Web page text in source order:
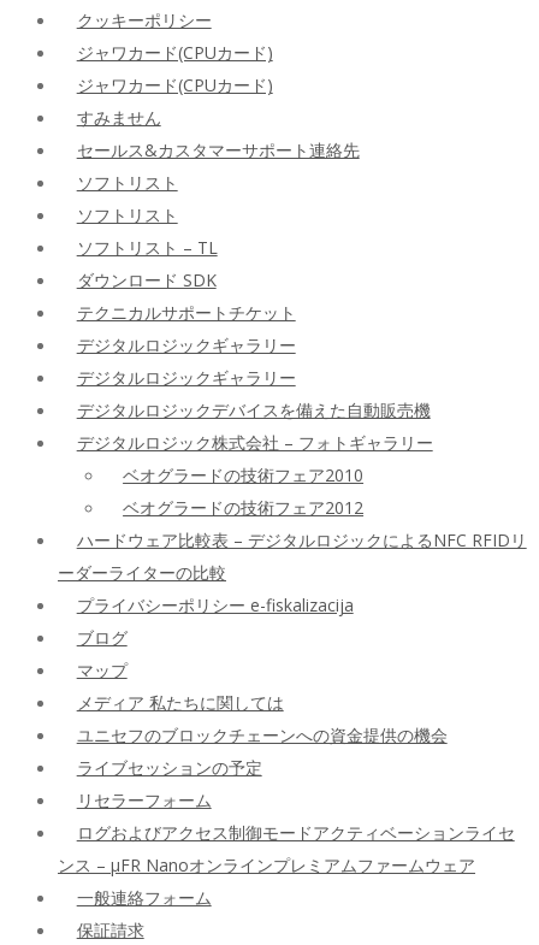
クッキーポリシー
ジャワカード(CPUカード)
ジャワカード(CPUカード)
すみません
セールス&カスタマーサポート連絡先
ソフトリスト
ソフトリスト
ソフトリスト – TL
ダウンロード SDK
テクニカルサポートチケット
デジタルロジックギャラリー
デジタルロジックギャラリー
デジタルロジックデバイスを備えた自動販売機
デジタルロジック株式会社 – フォトギャラリー
ベオグラードの技術フェア2010
ベオグラードの技術フェア2012
ハードウェア比較表 – デジタルロジックによるNFC RFIDリ
ーダーライターの比較
プライバシーポリシー e-fiskalizacija
ブログ
マップ
メディア 私たちに関しては
ユニセフのブロックチェーンへの資金提供の機会
ライブセッションの予定
リセラーフォーム
ログおよびアクセス制御モードアクティベーションライセ
ンス – μFR Nanoオンラインプレミアムファームウェア
一般連絡フォーム
保証請求